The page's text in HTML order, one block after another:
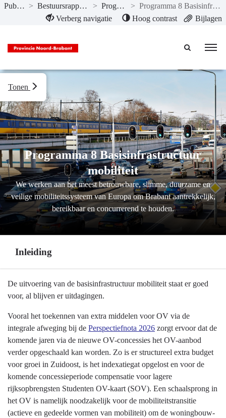
Naar hoofdinhoud
Publicaties > Bestuursrapportage I 2025 > Programma’s >
Programma 8 Basisinfrastructuur mobiliteit
Verberg navigatie
Hoog contrast Bijlagen
Programma 8 Basisinfrastructuur
mobiliteit
We werken aan het meest betrouwbare, slimme, duurzame en
veilige mobiliteitssysteem van Europa om Brabant aantrekkelijk,
bereikbaar en concurrerend te houden.
Tonen
Inleiding
Terug
naar
Programma
Basisinfrastructuur
mobiliteit
Inleiding
De uitvoering van de basisinfrastructuur mobiliteit staat er goed
voor, al blijven er uitdagingen.
Vooral het toekennen van extra middelen voor OV via de
integrale afweging bij de Perspectiefnota 2026 zorgt ervoor dat de
komende jaren via de nieuwe OV-concessies het OV-aanbod
verder opgeschaald kan worden. Zo is er structureel extra budget
voor groei in Zuidoost, is het indexatiegat opgelost en voor de
komende concessieperiode compensatie voor lagere
rijksopbrengsten Studenten OV-kaart (SOV). Een schaalsprong in
het OV is namelijk noodzakelijk voor de mobiliteitstransitie
(actieve en gedeelde vormen van mobiliteit) om de woningbouw-